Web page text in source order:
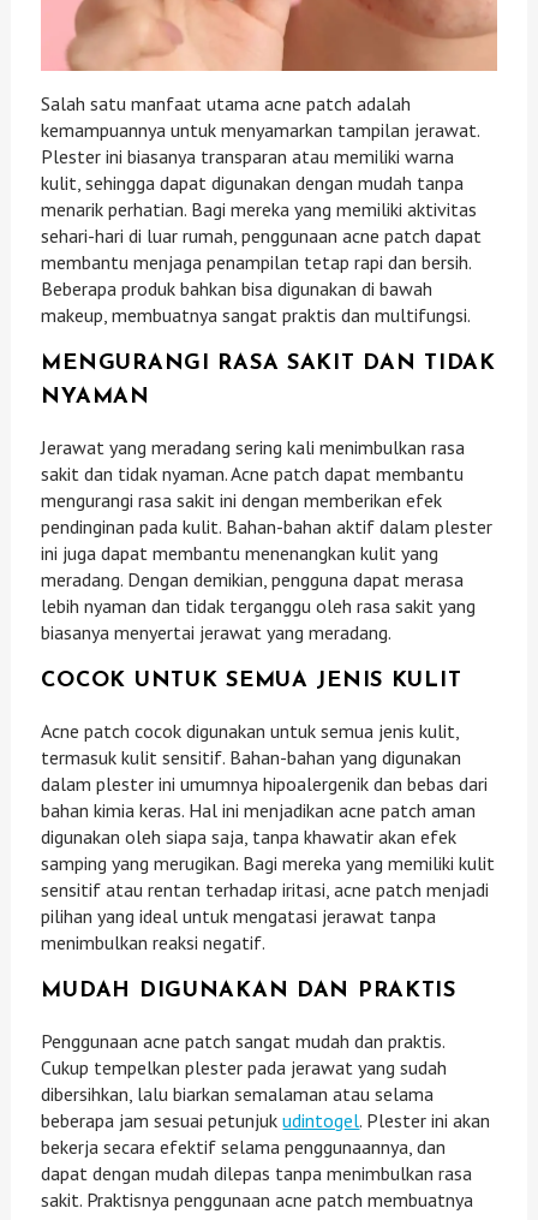
Salah satu manfaat utama acne patch adalah
kemampuannya untuk menyamarkan tampilan jerawat.
Plester ini biasanya transparan atau memiliki warna
kulit, sehingga dapat digunakan dengan mudah tanpa
menarik perhatian. Bagi mereka yang memiliki aktivitas
sehari-hari di luar rumah, penggunaan acne patch dapat
membantu menjaga penampilan tetap rapi dan bersih.
Beberapa produk bahkan bisa digunakan di bawah
makeup, membuatnya sangat praktis dan multifungsi.
MENGURANGI RASA SAKIT DAN TIDAK
NYAMAN
Jerawat yang meradang sering kali menimbulkan rasa
sakit dan tidak nyaman. Acne patch dapat membantu
mengurangi rasa sakit ini dengan memberikan efek
pendinginan pada kulit. Bahan-bahan aktif dalam plester
ini juga dapat membantu menenangkan kulit yang
meradang. Dengan demikian, pengguna dapat merasa
lebih nyaman dan tidak terganggu oleh rasa sakit yang
biasanya menyertai jerawat yang meradang.
COCOK UNTUK SEMUA JENIS KULIT
Acne patch cocok digunakan untuk semua jenis kulit,
termasuk kulit sensitif. Bahan-bahan yang digunakan
dalam plester ini umumnya hipoalergenik dan bebas dari
bahan kimia keras. Hal ini menjadikan acne patch aman
digunakan oleh siapa saja, tanpa khawatir akan efek
samping yang merugikan. Bagi mereka yang memiliki kulit
sensitif atau rentan terhadap iritasi, acne patch menjadi
pilihan yang ideal untuk mengatasi jerawat tanpa
menimbulkan reaksi negatif.
MUDAH DIGUNAKAN DAN PRAKTIS
Penggunaan acne patch sangat mudah dan praktis.
Cukup tempelkan plester pada jerawat yang sudah
dibersihkan, lalu biarkan semalaman atau selama
beberapa jam sesuai petunjukudintogel. Plester ini akan
bekerja secara efektif selama penggunaannya, dan
dapat dengan mudah dilepas tanpa menimbulkan rasa
sakit. Praktisnya penggunaan acne patch membuatnya